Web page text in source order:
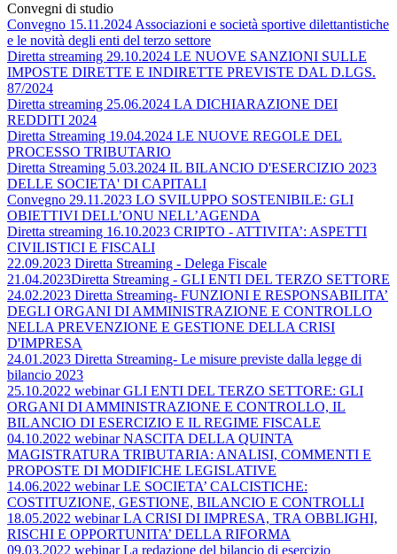
Convegni di studio
Convegno 15.11.2024 Associazioni e società sportive dilettantistiche
e le novità degli enti del terzo settore
Diretta streaming 29.10.2024 LE NUOVE SANZIONI SULLE
IMPOSTE DIRETTE E INDIRETTE PREVISTE DAL D.LGS.
87/2024
Diretta streaming 25.06.2024 LA DICHIARAZIONE DEI
REDDITI 2024
Diretta Streaming 19.04.2024 LE NUOVE REGOLE DEL
PROCESSO TRIBUTARIO
Diretta Streaming 5.03.2024 IL BILANCIO D'ESERCIZIO 2023
DELLE SOCIETA' DI CAPITALI
Convegno 29.11.2023 LO SVILUPPO SOSTENIBILE: GLI
OBIETTIVI DELL’ONU NELL’AGENDA
Diretta streaming 16.10.2023 CRIPTO - ATTIVITA’: ASPETTI
CIVILISTICI E FISCALI
22.09.2023 Diretta Streaming - Delega Fiscale
21.04.2023Diretta Streaming - GLI ENTI DEL TERZO SETTORE
24.02.2023 Diretta Streaming- FUNZIONI E RESPONSABILITA’
DEGLI ORGANI DI AMMINISTRAZIONE E CONTROLLO
NELLA PREVENZIONE E GESTIONE DELLA CRISI
D'IMPRESA
24.01.2023 Diretta Streaming- Le misure previste dalla legge di
bilancio 2023
25.10.2022 webinar GLI ENTI DEL TERZO SETTORE: GLI
ORGANI DI AMMINISTRAZIONE E CONTROLLO, IL
BILANCIO DI ESERCIZIO E IL REGIME FISCALE
04.10.2022 webinar NASCITA DELLA QUINTA
MAGISTRATURA TRIBUTARIA: ANALISI, COMMENTI E
PROPOSTE DI MODIFICHE LEGISLATIVE
14.06.2022 webinar LE SOCIETA’ CALCISTICHE:
COSTITUZIONE, GESTIONE, BILANCIO E CONTROLLI
18.05.2022 webinar LA CRISI DI IMPRESA, TRA OBBLIGHI,
RISCHI E OPPORTUNITA’ DELLA RIFORMA
09.03.2022 webinar La redazione del bilancio di esercizio